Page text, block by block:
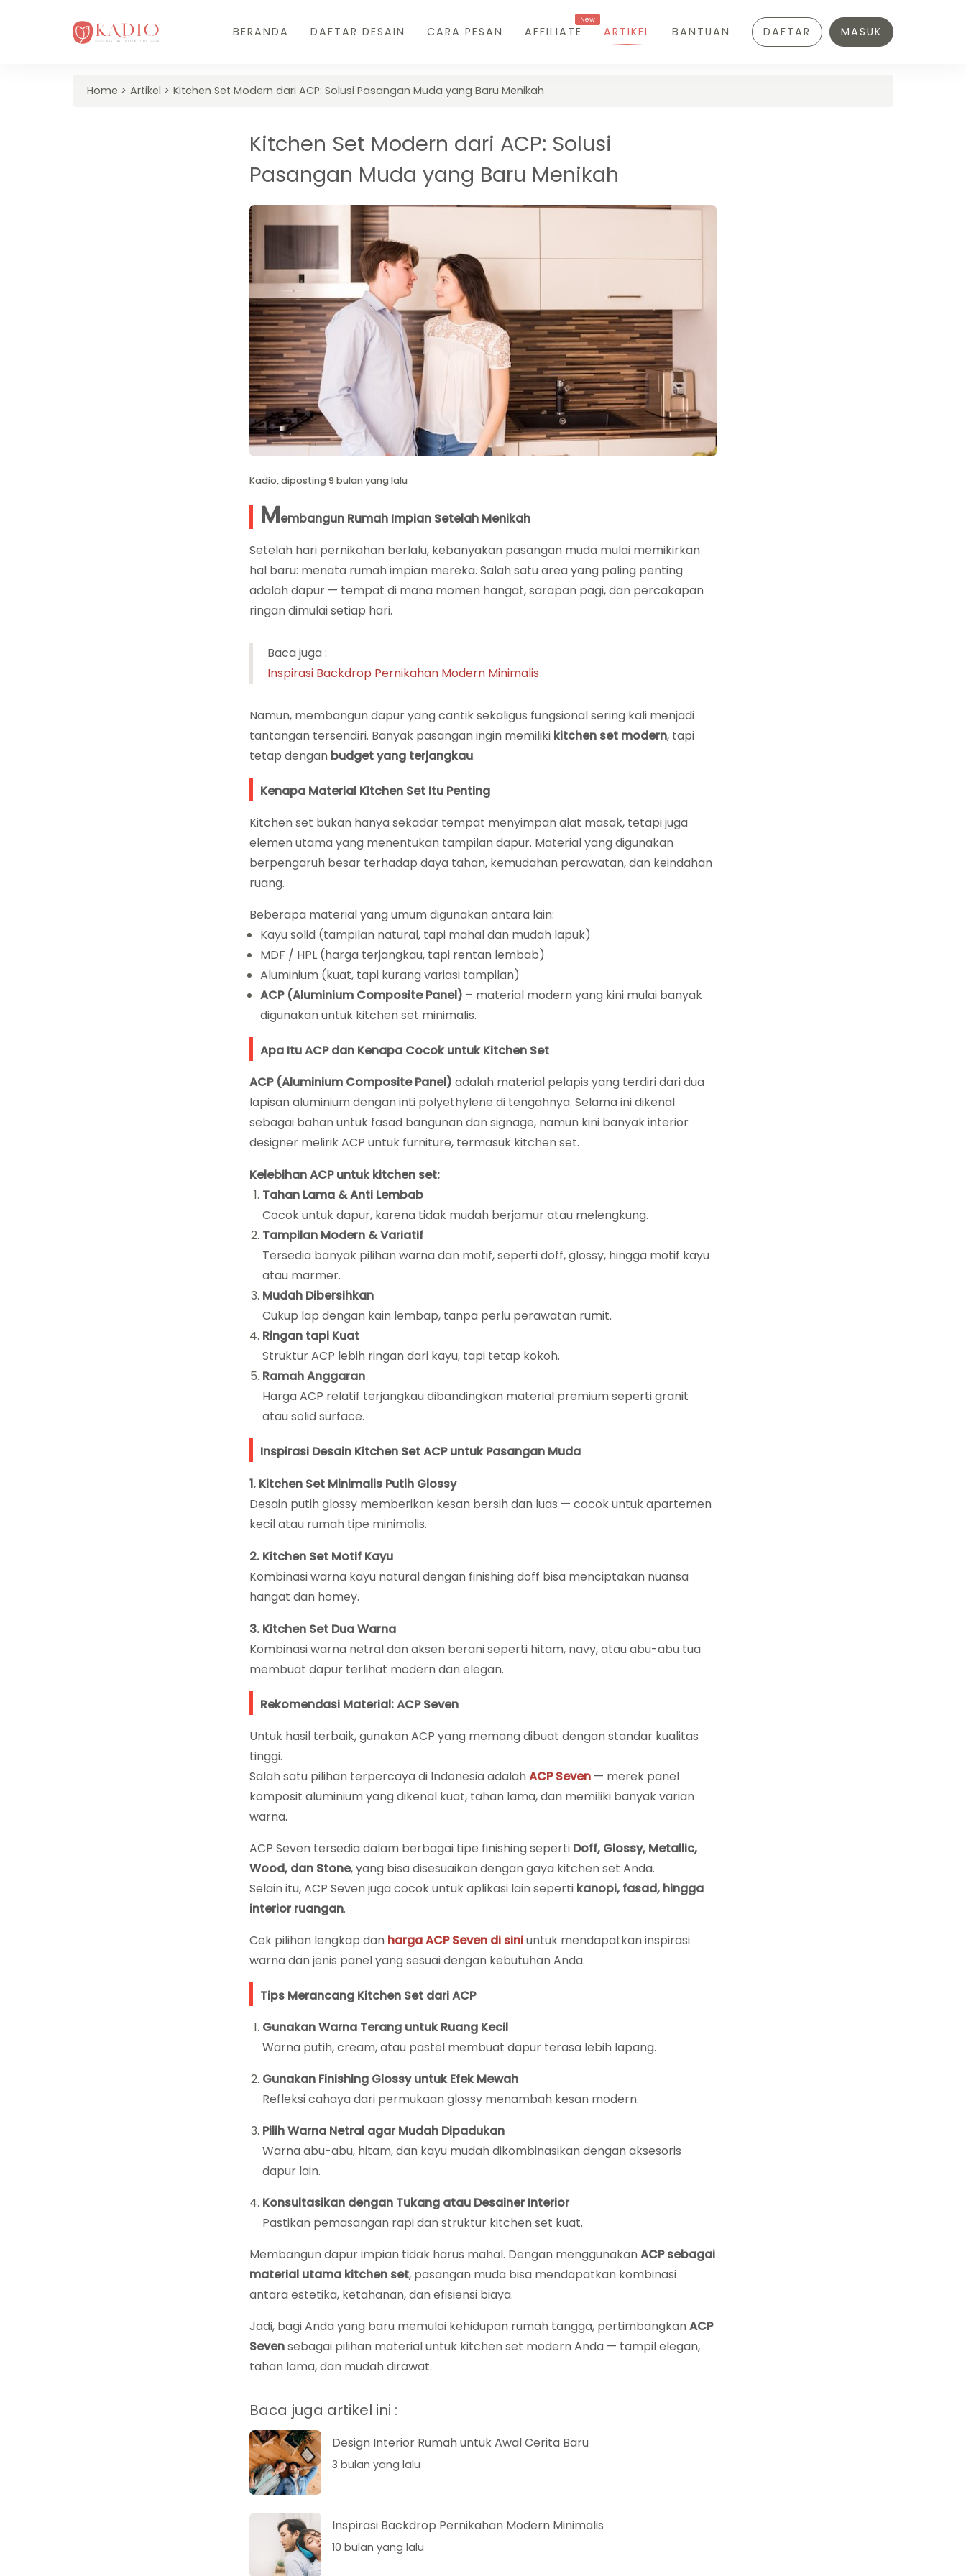
BERANDA DAFTAR DESAIN CARA PESAN AFFILIATE
New
ARTIKEL BANTUAN DAFTAR MASUK
Home Artikel Kitchen Set Modern dari ACP: Solusi Pasangan Muda yang Baru Menikah
Kitchen Set Modern dari ACP: Solusi
Pasangan Muda yang Baru Menikah
Kadio, diposting 9 bulan yang lalu
Membangun Rumah Impian Setelah Menikah
Setelah hari pernikahan berlalu, kebanyakan pasangan muda mulai memikirkan
hal baru: menata rumah impian mereka. Salah satu area yang paling penting
adalah dapur — tempat di mana momen hangat, sarapan pagi, dan percakapan
ringan dimulai setiap hari.
Baca juga :
Inspirasi Backdrop Pernikahan Modern Minimalis
Namun, membangun dapur yang cantik sekaligus fungsional sering kali menjadi
tantangan tersendiri. Banyak pasangan ingin memiliki kitchen set modern, tapi
tetap dengan budget yang terjangkau.
Kenapa Material Kitchen Set Itu Penting
Kitchen set bukan hanya sekadar tempat menyimpan alat masak, tetapi juga
elemen utama yang menentukan tampilan dapur. Material yang digunakan
berpengaruh besar terhadap daya tahan, kemudahan perawatan, dan keindahan
ruang.
Beberapa material yang umum digunakan antara lain:
Kayu solid (tampilan natural, tapi mahal dan mudah lapuk)
MDF / HPL (harga terjangkau, tapi rentan lembab)
Aluminium (kuat, tapi kurang variasi tampilan)
ACP (Aluminium Composite Panel) – material modern yang kini mulai banyak
digunakan untuk kitchen set minimalis.
Apa Itu ACP dan Kenapa Cocok untuk Kitchen Set
ACP (Aluminium Composite Panel) adalah material pelapis yang terdiri dari dua
lapisan aluminium dengan inti polyethylene di tengahnya. Selama ini dikenal
sebagai bahan untuk fasad bangunan dan signage, namun kini banyak interior
designer melirik ACP untuk furniture, termasuk kitchen set.
Kelebihan ACP untuk kitchen set:
Tahan Lama & Anti Lembab
Cocok untuk dapur, karena tidak mudah berjamur atau melengkung.
Tampilan Modern & Variatif
Tersedia banyak pilihan warna dan motif, seperti doff, glossy, hingga motif kayu
atau marmer.
Mudah Dibersihkan
Cukup lap dengan kain lembap, tanpa perlu perawatan rumit.
Ringan tapi Kuat
Struktur ACP lebih ringan dari kayu, tapi tetap kokoh.
Ramah Anggaran
Harga ACP relatif terjangkau dibandingkan material premium seperti granit
atau solid surface.
Inspirasi Desain Kitchen Set ACP untuk Pasangan Muda
1. Kitchen Set Minimalis Putih Glossy
Desain putih glossy memberikan kesan bersih dan luas — cocok untuk apartemen
kecil atau rumah tipe minimalis.
2. Kitchen Set Motif Kayu
Kombinasi warna kayu natural dengan finishing doff bisa menciptakan nuansa
hangat dan homey.
3. Kitchen Set Dua Warna
Kombinasi warna netral dan aksen berani seperti hitam, navy, atau abu-abu tua
membuat dapur terlihat modern dan elegan.
Rekomendasi Material: ACP Seven
Untuk hasil terbaik, gunakan ACP yang memang dibuat dengan standar kualitas
tinggi.
Salah satu pilihan terpercaya di Indonesia adalahACP Seven— merek panel
komposit aluminium yang dikenal kuat, tahan lama, dan memiliki banyak varian
warna.
ACP Seven tersedia dalam berbagai tipe finishing seperti Doff, Glossy, Metallic,
Wood, dan Stone, yang bisa disesuaikan dengan gaya kitchen set Anda.
Selain itu, ACP Seven juga cocok untuk aplikasi lain seperti kanopi, fasad, hingga
interior ruangan.
Cek pilihan lengkap dan harga ACP Seven di siniuntuk mendapatkan inspirasi
warna dan jenis panel yang sesuai dengan kebutuhan Anda.
Tips Merancang Kitchen Set dari ACP
Gunakan Warna Terang untuk Ruang Kecil
Warna putih, cream, atau pastel membuat dapur terasa lebih lapang.
Gunakan Finishing Glossy untuk Efek Mewah
Refleksi cahaya dari permukaan glossy menambah kesan modern.
Pilih Warna Netral agar Mudah Dipadukan
Warna abu-abu, hitam, dan kayu mudah dikombinasikan dengan aksesoris
dapur lain.
Konsultasikan dengan Tukang atau Desainer Interior
Pastikan pemasangan rapi dan struktur kitchen set kuat.
Membangun dapur impian tidak harus mahal. Dengan menggunakanACP sebagai
material utama kitchen set, pasangan muda bisa mendapatkan kombinasi
antara estetika, ketahanan, dan efisiensi biaya.
Jadi, bagi Anda yang baru memulai kehidupan rumah tangga, pertimbangkanACP
Sevensebagai pilihan material untuk kitchen set modern Anda — tampil elegan,
tahan lama, dan mudah dirawat.
Baca juga artikel ini :
Design Interior Rumah untuk Awal Cerita Baru
3 bulan yang lalu
Inspirasi Backdrop Pernikahan Modern Minimalis
10 bulan yang lalu